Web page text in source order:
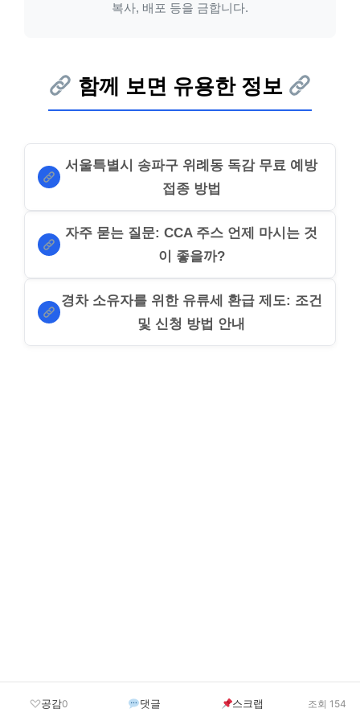
복사, 배포 등을 금합니다.
함께 보면 유용한 정보
서울특별시 송파구 위례동 독감 무료 예방
접종 방법
자주 묻는 질문: CCA 주스 언제 마시는 것
이 좋을까?
경차 소유자를 위한 유류세 환급 제도: 조건
및 신청 방법 안내
공감0 댓글 스크랩 조회 154